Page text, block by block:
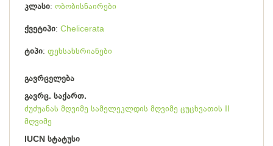
კლასი ობობისნაირები
ქვეტიპი Chelicerata
ტიპი ფეხსახსრიანები
გავრცელება
გავრც. საქართ.
ძუძუანას მღვიმე სამელეკლდის მღვიმე ცუცხვათის II
მღვიმე
IUCN სტატუსი